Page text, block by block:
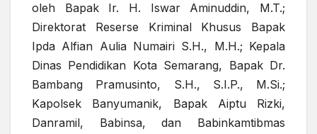
oleh Bapak Ir. H. Iswar Aminuddin, M.T.;
Direktorat Reserse Kriminal Khusus Bapak
Ipda Alfian Aulia Numairi S.H., M.H.; Kepala
Dinas Pendidikan Kota Semarang, Bapak Dr.
Bambang Pramusinto, S.H., S.I.P., M.Si.;
Kapolsek Banyumanik, Bapak Aiptu Rizki,
Danramil, Babinsa, dan Babinkamtibmas